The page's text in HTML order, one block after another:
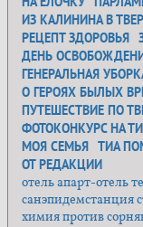
ИЗ КАЛИНИНА В
РЕЦЕПТ ЗДОРОВЬЯ
ДЕНЬ
ГЕНЕРАЛЬНАЯ
О ГЕРОЯХ БЫЛЫХ
ПУТЕШЕСТВИЕ ПО
ФОТОКОНКУРС НА
МОЯ СЕМЬЯ ТИА
ОТ РЕДАКЦИИ
отель апарт-отель
санэпидемстанция
химия против